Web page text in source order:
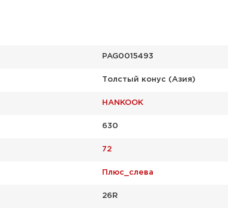
PAG0015493
Толстый конус (Азия)
HANKOOK
630
72
Плюс_слева
26R